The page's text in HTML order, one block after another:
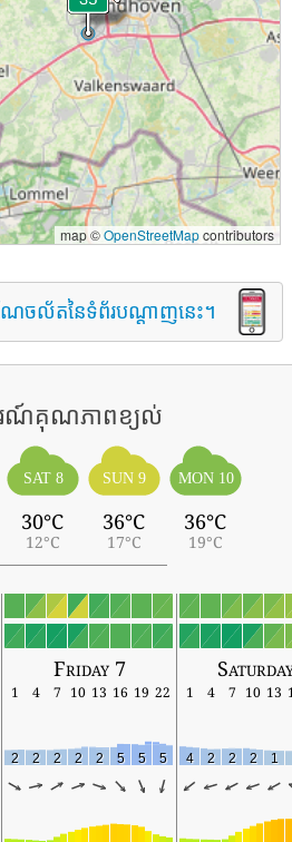
map ©OpenStreetMapcontributors
ែចល័តនៃទំព័របណ្តាញនេះ។
ករណ៍គុណភាពខ្យល់
SAT 8
30°C
12°C
SUN 9
36°C
17°C
MON 10
36°C
19°C
Friday 7
1 4 7 10 13 16 19 22 1 4 7 10 13
2 2 2 2 2 5 5 5 4 2 2 2 1